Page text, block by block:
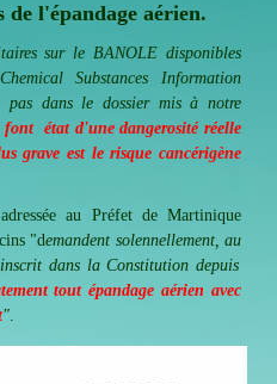
l'épandage aérien.
sur le BANOLE disponibles
Substances Information
pas dans le dossier mis à notre
font état d'une dangerosité réelle
grave est le risque cancérigène
au Préfet de Martinique
"demandent solennellement, au
dans la Constitution depuis
tout épandage aérien avec
".